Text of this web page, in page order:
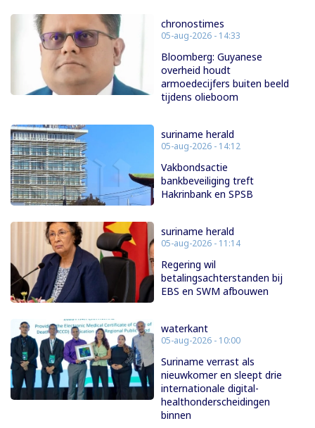
chronostimes
05-aug-2026 - 14:33
Bloomberg: Guyanese
overheid houdt
armoedecijfers buiten beeld
tijdens olieboom
suriname herald
05-aug-2026 - 14:12
Vakbondsactie
bankbeveiliging treft
Hakrinbank en SPSB
suriname herald
05-aug-2026 - 11:14
Regering wil
betalingsachterstanden bij
EBS en SWM afbouwen
waterkant
05-aug-2026 - 10:00
Suriname verrast als
nieuwkomer en sleept drie
internationale digital-
healthonderscheidingen
binnen